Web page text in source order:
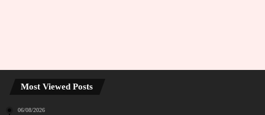
Most Viewed Posts
06/08/2026